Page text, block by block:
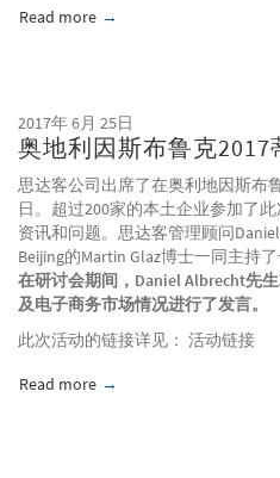
Read more about 第三届中德(欧)中
2017年 6月 25日
奥地利因斯布鲁克2017
思达客公司出席了在奥利地因斯布
日。超过200家的本土企业参加了
资讯和问题。思达客管理顾问
Beijing的Martin Glaz博士一同主持
在研讨会期间，Daniel Albrecht先
及电子商务市场情况进行了发言。
此次活动的链接详见： 活动链接
Read more about 奥地利因斯布鲁克